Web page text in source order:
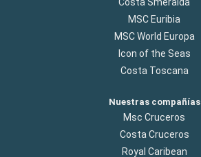
MSC Euribia
MSC World Europa
Icon of the Seas
Costa Toscana
Nuestras compañías
Msc Cruceros
Costa Cruceros
Royal Caribean